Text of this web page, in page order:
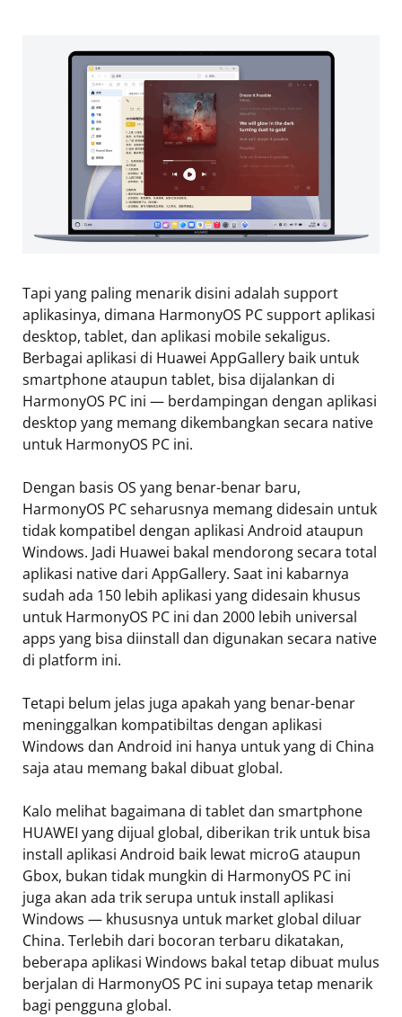
Tapi yang paling menarik disini adalah support
aplikasinya, dimana HarmonyOS PC support aplikasi
desktop, tablet, dan aplikasi mobile sekaligus.
Berbagai aplikasi di Huawei AppGallery baik untuk
smartphone ataupun tablet, bisa dijalankan di
HarmonyOS PC ini — berdampingan dengan aplikasi
desktop yang memang dikembangkan secara native
untuk HarmonyOS PC ini.
Dengan basis OS yang benar-benar baru,
HarmonyOS PC seharusnya memang didesain untuk
tidak kompatibel dengan aplikasi Android ataupun
Windows. Jadi Huawei bakal mendorong secara total
aplikasi native dari AppGallery. Saat ini kabarnya
sudah ada 150 lebih aplikasi yang didesain khusus
untuk HarmonyOS PC ini dan 2000 lebih universal
apps yang bisa diinstall dan digunakan secara native
di platform ini.
Tetapi belum jelas juga apakah yang benar-benar
meninggalkan kompatibiltas dengan aplikasi
Windows dan Android ini hanya untuk yang di China
saja atau memang bakal dibuat global.
Kalo melihat bagaimana di tablet dan smartphone
HUAWEI yang dijual global, diberikan trik untuk bisa
install aplikasi Android baik lewat microG ataupun
Gbox, bukan tidak mungkin di HarmonyOS PC ini
juga akan ada trik serupa untuk install aplikasi
Windows — khususnya untuk market global diluar
China. Terlebih dari bocoran terbaru dikatakan,
beberapa aplikasi Windows bakal tetap dibuat mulus
berjalan di HarmonyOS PC ini supaya tetap menarik
bagi pengguna global.